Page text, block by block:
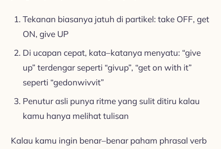
Tekanan biasanya jatuh di partikel: take OFF, get
ON, give UP
Di ucapan cepat, kata–katanya menyatu: “give
up” terdengar seperti “givup”, “get on with it”
seperti “gedonwivvit”
Penutur asli punya ritme yang sulit ditiru kalau
kamu hanya melihat tulisan
Kalau kamu ingin benar–benar paham phrasal verb